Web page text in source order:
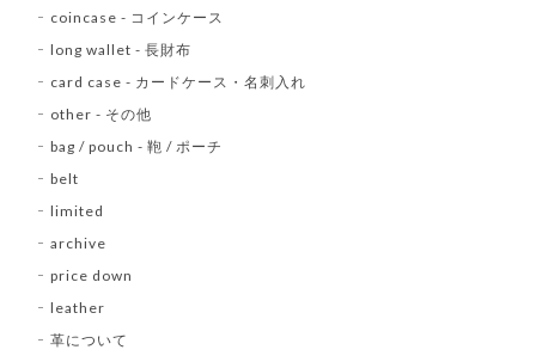
coincase - コインケース
long wallet - 長財布
card case - カードケース・名刺入れ
other - その他
bag / pouch - 鞄 / ポーチ
belt
limited
archive
price down
leather
革について